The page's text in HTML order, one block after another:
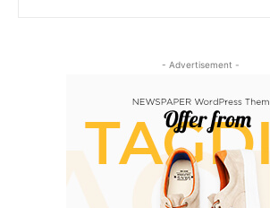
- Advertisement -